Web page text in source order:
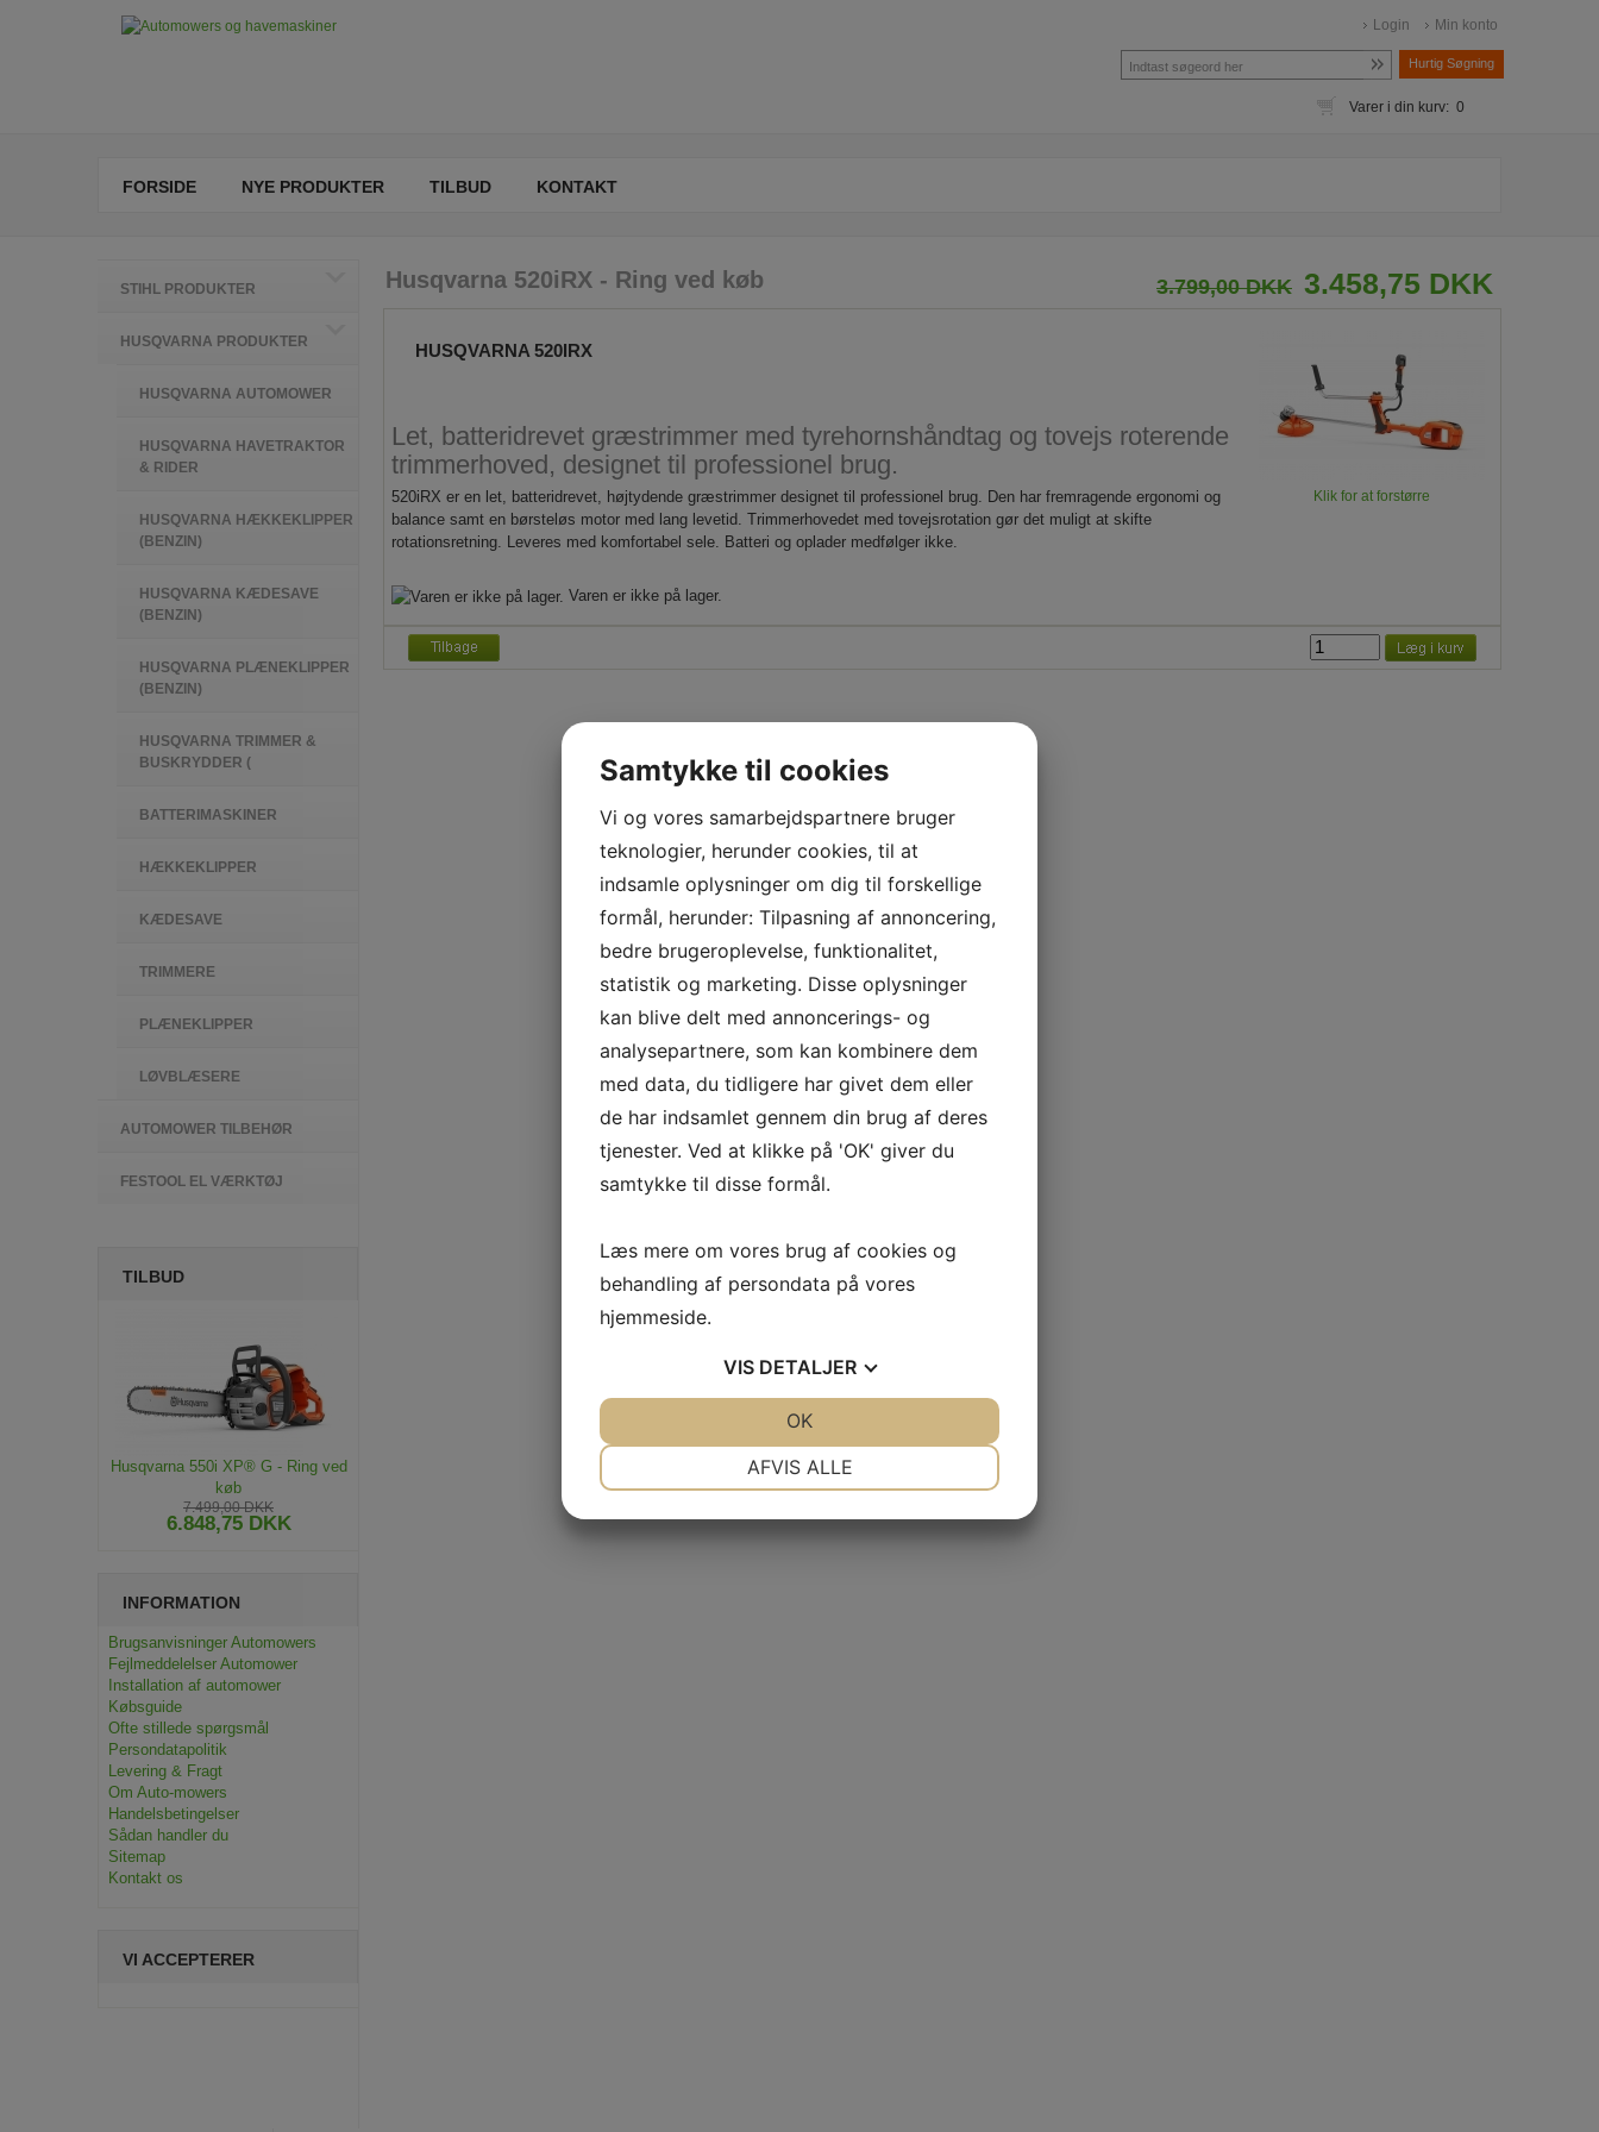
Min konto
Login
Hurtig Søgning
Varer i din kurv: 0
FORSIDE NYE PRODUKTER TILBUD KONTAKT
Husqvarna 520iRX - Ring ved køb 3.799,00 DKK 3.458,75 DKK
Klik for at forstørre
HUSQVARNA 520IRX
Let, batteridrevet græstrimmer med tyrehornshåndtag og tovejs roterende
trimmerhoved, designet til professionel brug.
520iRX er en let, batteridrevet, højtydende græstrimmer designet til professionel brug. Den har fremragende ergonomi og
balance samt en børsteløs motor med lang levetid. Trimmerhovedet med tovejsrotation gør det muligt at skifte
rotationsretning. Leveres med komfortabel sele. Batteri og oplader medfølger ikke.
Varen er ikke på lager.
STIHL PRODUKTER
HUSQVARNA PRODUKTER
HUSQVARNA AUTOMOWER
HUSQVARNA HAVETRAKTOR
& RIDER
HUSQVARNA HÆKKEKLIPPER
(BENZIN)
HUSQVARNA KÆDESAVE
(BENZIN)
HUSQVARNA PLÆNEKLIPPER
(BENZIN)
HUSQVARNA TRIMMER &
BUSKRYDDER (
BATTERIMASKINER
HÆKKEKLIPPER
KÆDESAVE
TRIMMERE
PLÆNEKLIPPER
LØVBLÆSERE
AUTOMOWER TILBEHØR
FESTOOL EL VÆRKTØJ
TILBUD
Husqvarna 550i XP® G - Ring ved
køb
7.499,00 DKK
6.848,75 DKK
INFORMATION
Brugsanvisninger Automowers
Fejlmeddelelser Automower
Installation af automower
Købsguide
Ofte stillede spørgsmål
Persondatapolitik
Levering & Fragt
Om Auto-mowers
Handelsbetingelser
Sådan handler du
Sitemap
Kontakt os
VI ACCEPTERER
Samtykke til cookies
Vi og vores samarbejdspartnere bruger
teknologier, herunder cookies, til at
indsamle oplysninger om dig til forskellige
formål, herunder: Tilpasning af annoncering,
bedre brugeroplevelse, funktionalitet,
statistik og marketing. Disse oplysninger
kan blive delt med annoncerings- og
analysepartnere, som kan kombinere dem
med data, du tidligere har givet dem eller
de har indsamlet gennem din brug af deres
tjenester. Ved at klikke på 'OK' giver du
samtykke til disse formål.
Læs mere om vores brug af cookies og
behandling af persondata på vores
hjemmeside.
VIS DETALJER
AFVIS ALLE
OK